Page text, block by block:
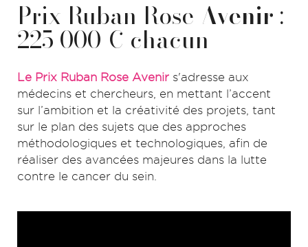
Prix Ruban Rose Avenir :
225 000 € chacun
Le Prix Ruban Rose Avenir s'adresse aux
médecins et chercheurs, en mettant l’accent
sur l’ambition et la créativité des projets, tant
sur le plan des sujets que des approches
méthodologiques et technologiques, afin de
réaliser des avancées majeures dans la lutte
contre le cancer du sein.